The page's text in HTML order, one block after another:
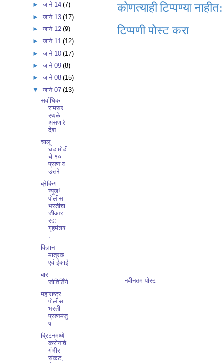
कोणत्याही टिप्पण्‍या नाहीत:
टिप्पणी पोस्ट करा
नवीनतम पोस्ट
►जाने 14(7)
►जाने 13(17)
►जाने 12(9)
►जाने 11(12)
►जाने 10(17)
►जाने 09(8)
►जाने 08(15)
▼जाने 07(13)
सर्वाधिक
रामसर
स्थळे
असणारे
देश
चालू
घडामोडी
चे १०
प्रश्न व
उत्तरे
ब्रेकिंग
न्यूज!
पोलीस
भरतीचा
जीआर
रद्द:
गृहमंत्र्य..
.
विज्ञान
मात्रक
एवं ईकाई
बारा
जोतिर्लिँगे
महाराष्ट्र
पोलीस
भरती
प्रश्नमंजु
षा
ब्रिटनमध्ये
करोनाचे
गंभीर
संकट,